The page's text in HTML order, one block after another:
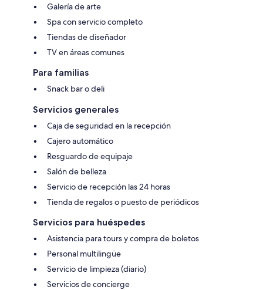
Galería de arte
Spa con servicio completo
Tiendas de diseñador
TV en áreas comunes
Para familias
Snack bar o deli
Servicios generales
Caja de seguridad en la recepción
Cajero automático
Resguardo de equipaje
Salón de belleza
Servicio de recepción las 24 horas
Tienda de regalos o puesto de periódicos
Servicios para huéspedes
Asistencia para tours y compra de boletos
Personal multilingüe
Servicio de limpieza (diario)
Servicios de concierge